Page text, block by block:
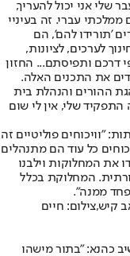
שלי אני יכול להעריך,
עברי. זה בעיניי
'תורידו להם', הם
לערכים, לציונות,
דרכם ותפיסתם... החזון
את התכנים האלה.
ההורים והנהלת בית
שלי, אין לי שום
״וויכוחים פוליטיים זה
כל עוד הם מתנהלים
את המחלוקות וילבנו
המחלוקת בכלל
ממנה״.
קיש,צילום: חיים
כהנא: ״בתור מישהו